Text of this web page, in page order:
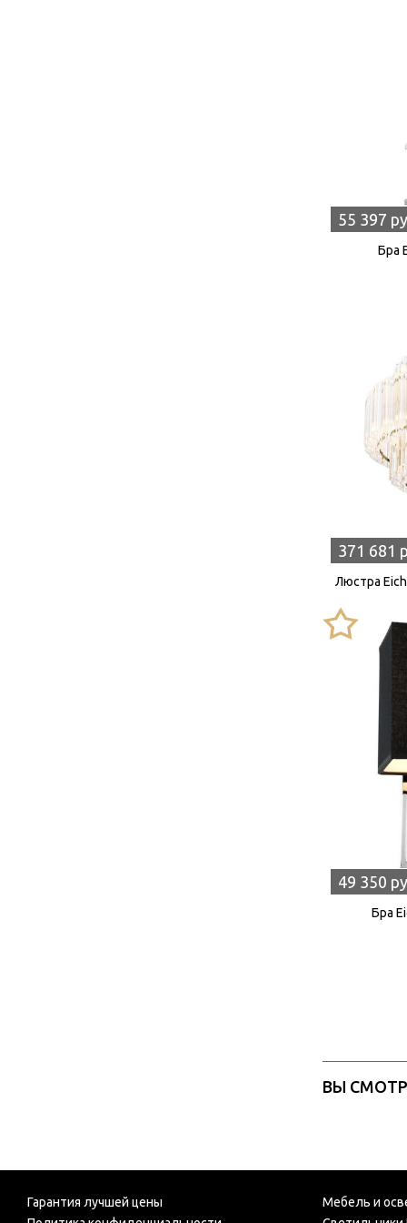
55 397
Бра
371 681
Люстра
49 350
Бра
ВЫ
Гарантия лучшей цены
Мебель и